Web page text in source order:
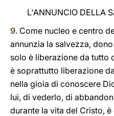
L'ANNUNCIO DELLA
9. Come nucleo e centro
annunzia la salvezza,
solo è liberazione da tutto
è soprattutto liberazione
nella gioia di conoscere
lui, di vederlo, di
durante la vita del Cristo,